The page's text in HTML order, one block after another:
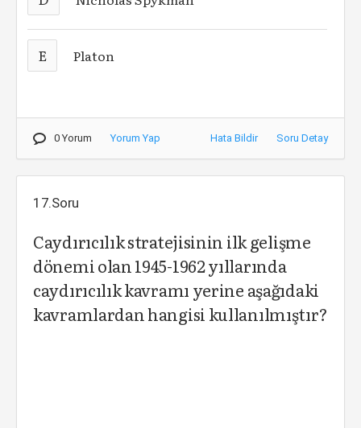
E Platon
0 Yorum Yorum Yap Hata Bildir Soru Detay
17.Soru
Caydırıcılık stratejisinin ilk gelişme
dönemi olan 1945-1962 yıllarında
caydırıcılık kavramı yerine aşağıdaki
kavramlardan hangisi kullanılmıştır?